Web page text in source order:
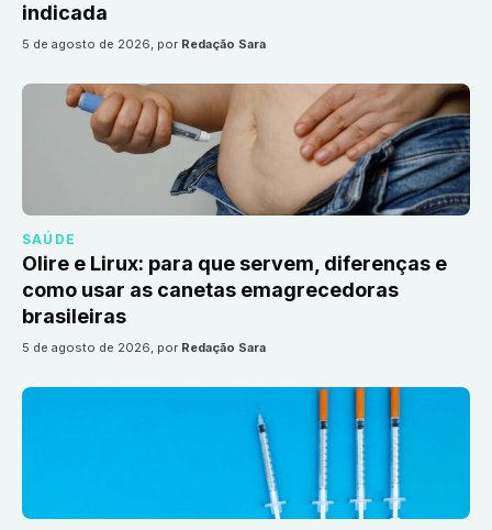
indicada
5 de agosto de 2026, por Redação Sara
SAÚDE
Olire e Lirux: para que servem, diferenças e
como usar as canetas emagrecedoras
brasileiras
5 de agosto de 2026, por Redação Sara